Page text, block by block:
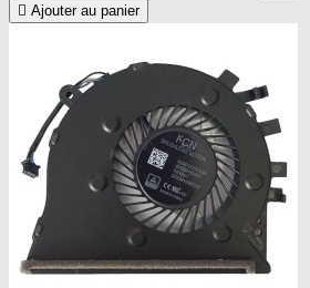
 Ajouter au panier